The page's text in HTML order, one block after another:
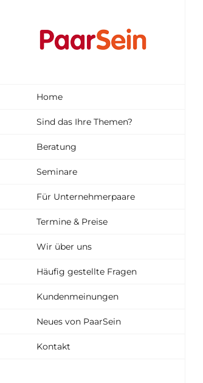
springen
Home
Sind das Ihre Themen?
Beratung
Seminare
Für Unternehmerpaare
Termine & Preise
Wir über uns
Häufig gestellte Fragen
Kundenmeinungen
Neues von PaarSein
Kontakt